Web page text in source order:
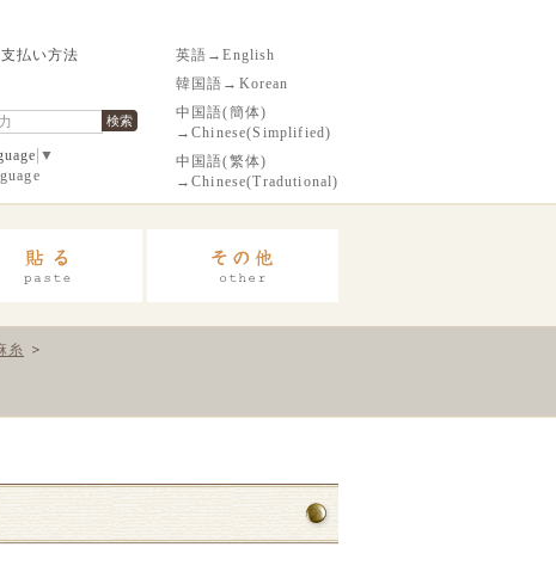
払い方法
検索
▼
英語→English
韓国語→Korean
中国語(簡体)
→Chinese(Simplified)
中国語(繁体)
→Chinese(Tradutional)
糸